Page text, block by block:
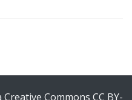
Commons CC BY-